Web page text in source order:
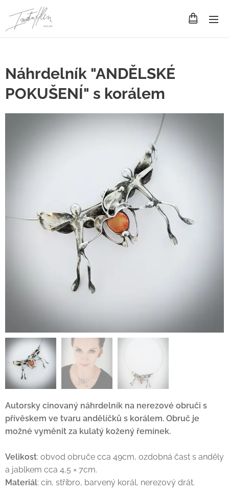
Náhrdelník "ANDĚLSKÉ
POKUŠENÍ" s korálem
Autorsky cinovaný náhrdelník na nerezové obruči s
přívěskem ve tvaru andělíčků s korálem. Obruč je
možné vyměnit za kulatý kožený řemínek.
Velikost: obvod obruče cca 49cm, ozdobná čast s anděly
a jablkem cca 4,5 × 7cm.
Materiál: cín, stříbro, barvený korál, nerezový drát.